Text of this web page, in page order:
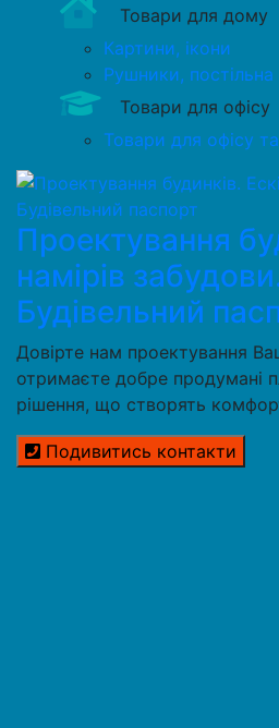
Товари для дому
Картини, ікони
Рушники, постільна
Товари для офісу
Товари для офісу
Проектування
намірів
Будівельний
Довірте нам проектування
отримаєте добре продумані
рішення, що створять
Подивитись контакти